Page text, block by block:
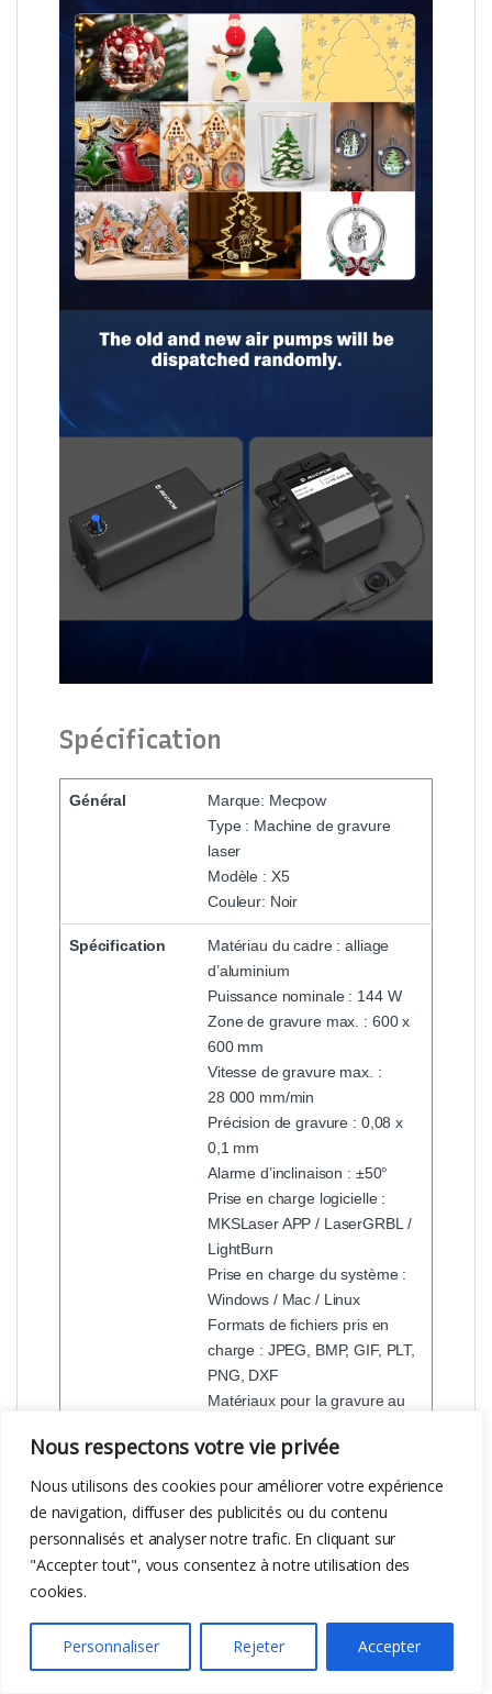
Nous respectons votre vie privée
Nous utilisons des cookies pour améliorer votre expérience
de navigation, diffuser des publicités ou du contenu
personnalisés et analyser notre trafic. En cliquant sur
"Accepter tout", vous consentez à notre utilisation des
cookies.
Personnaliser Rejeter Accepter
Spécification
Général
Marque: Mecpow
Type : Machine de gravure
laser
Modèle : X5
Couleur: Noir
Spécification
Matériau du cadre : alliage
d’aluminium
Puissance nominale : 144 W
Zone de gravure max. : 600 x
600 mm
Vitesse de gravure max. :
28 000 mm/min
Précision de gravure : 0,08 x
0,1 mm
Alarme d’inclinaison : ±50°
Prise en charge logicielle :
MKSLaser APP / LaserGRBL /
LightBurn
Prise en charge du système :
Windows / Mac / Linux
Formats de fichiers pris en
charge : JPEG, BMP, GIF, PLT,
PNG, DXF
Matériaux pour la gravure au
porcelaine, tissu, bambou,
panneau en plastique, cuir,
fruits, pain, etc.
Puissance laser : 22 W
Vitesse de l’air pour la pompe à
(Entrée), 24V 6A (Sortie)
Caractéristiques
Pompe à air : Oui